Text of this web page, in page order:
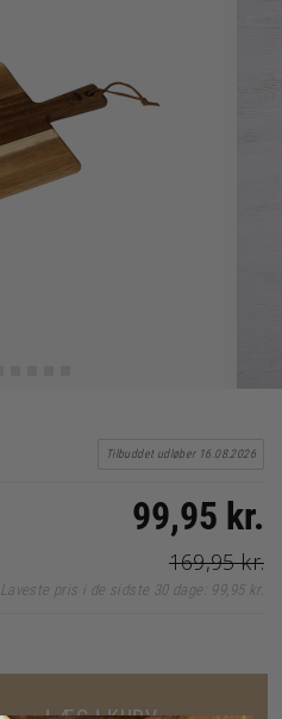
Tilbuddet udløber 16.08.2026
99,95 kr.
169,95 kr.
Laveste pris i de sidste 30 dage: 99,95 kr.